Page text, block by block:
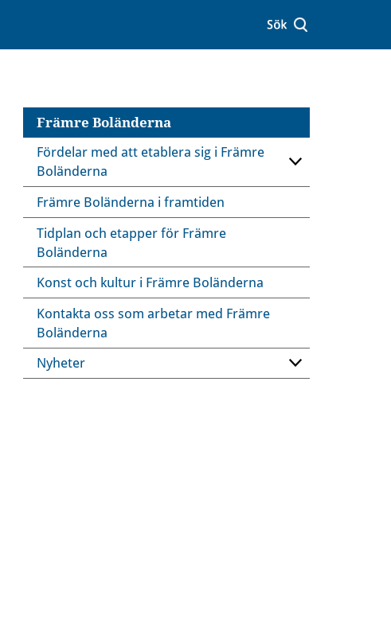
Främre Boländerna
Fördelar med att etablera sig i Främre
Boländerna
Främre Boländerna i framtiden
Tidplan och etapper för Främre
Boländerna
Konst och kultur i Främre Boländerna
Kontakta oss som arbetar med Främre
Boländerna
Nyheter